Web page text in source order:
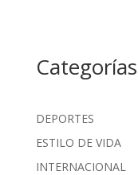
Categorías
DEPORTES
ESTILO DE VIDA
INTERNACIONAL